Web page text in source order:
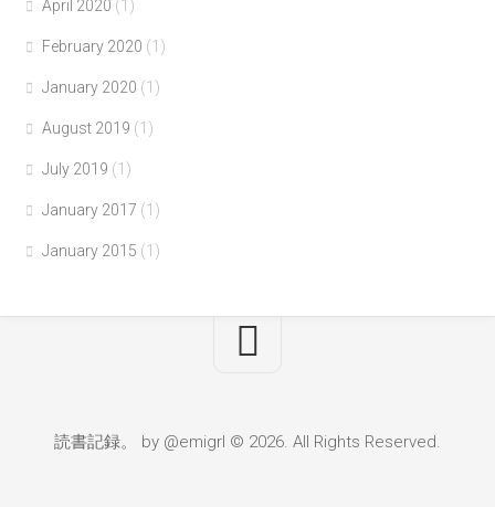
April 2020 (1)
February 2020 (1)
January 2020 (1)
August 2019 (1)
July 2019 (1)
January 2017 (1)
January 2015 (1)
読書記録。 by @emigrl © 2026. All Rights Reserved.